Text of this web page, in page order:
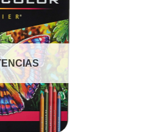
a la
lista de
deseos